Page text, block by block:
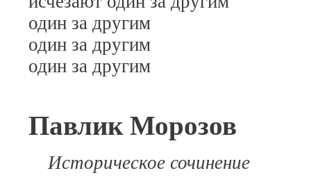
один за другим
один за другим
один за другим
Павлик Морозов
Историческое сочинение